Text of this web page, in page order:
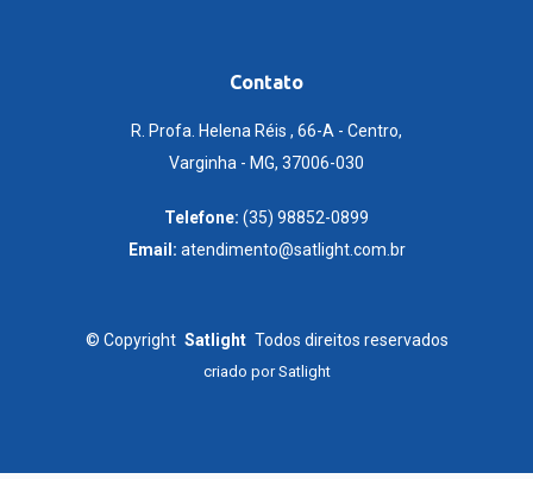
Contato
R. Profa. Helena Réis , 66-A - Centro,
Varginha - MG, 37006-030
Telefone: (35) 98852-0899
Email: atendimento@satlight.com.br
© Copyright Satlight Todos direitos reservados
criado porSatlight